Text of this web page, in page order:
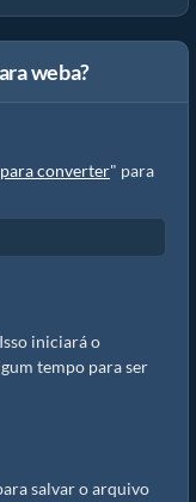
weba?
converter" para
iniciará o
tempo para ser
salvar o arquivo